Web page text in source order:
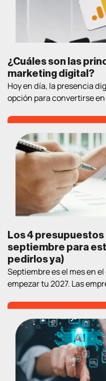
¿Cuáles son las
marketing digital?
Hoy en día, la presencia
opción para convertirse
buscando información,
opiniones y tomando
contexto, contar con
bien definidas es
generar oportunidades […]
Los 4
septiembre para
pedirlos ya)
Septiembre es el mes en
empezar tu 2027. Las
ventaja sobre las que
nuevo año. Así que aquí
lectura de verano: los